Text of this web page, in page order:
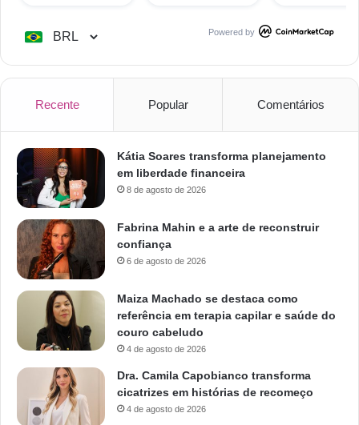
Powered by
Recente Popular Comentários
Kátia Soares transforma planejamento
em liberdade financeira
8 de agosto de 2026
Fabrina Mahin e a arte de reconstruir
confiança
6 de agosto de 2026
Maiza Machado se destaca como
referência em terapia capilar e saúde do
couro cabeludo
4 de agosto de 2026
Dra. Camila Capobianco transforma
cicatrizes em histórias de recomeço
4 de agosto de 2026